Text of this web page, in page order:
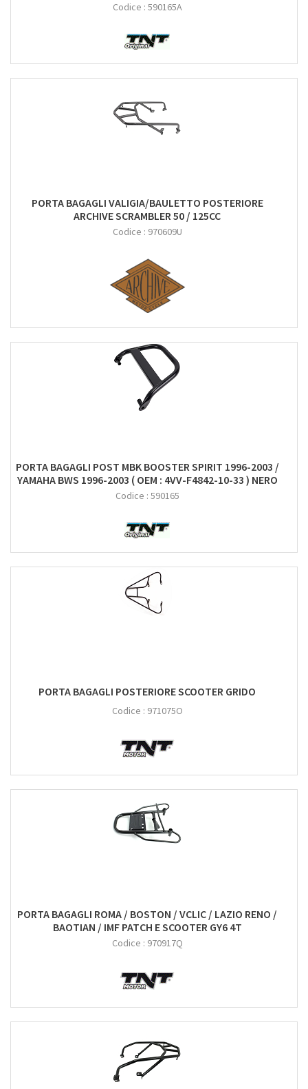
Codice : 590165A
PORTA BAGAGLI VALIGIA/BAULETTO POSTERIORE
ARCHIVE SCRAMBLER 50 / 125CC
Codice : 970609U
PORTA BAGAGLI POST MBK BOOSTER SPIRIT 1996-2003 /
YAMAHA BWS 1996-2003 ( OEM : 4VV-F4842-10-33 ) NERO
Codice : 590165
PORTA BAGAGLI POSTERIORE SCOOTER GRIDO
Codice : 971075O
PORTA BAGAGLI ROMA / BOSTON / VCLIC / LAZIO RENO /
BAOTIAN / IMF PATCH E SCOOTER GY6 4T
Codice : 970917Q